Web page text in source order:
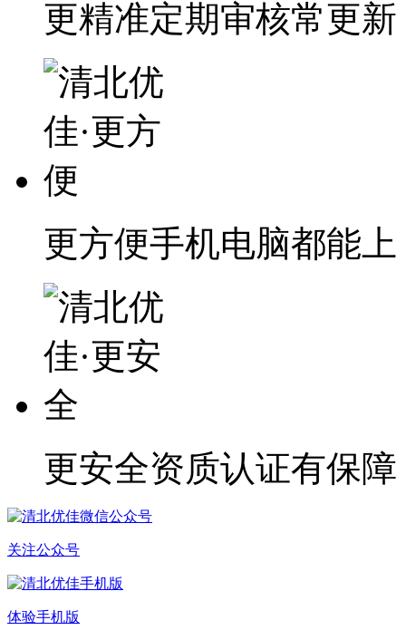
更精准定期审核常更新
更方便手机电脑都能上
更安全资质认证有保障
关注公众号
体验手机版